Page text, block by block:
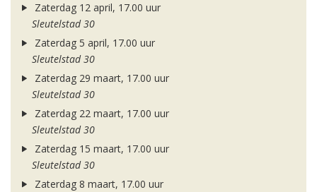
Zaterdag 12 april, 17.00 uur
Sleutelstad 30
Zaterdag 5 april, 17.00 uur
Sleutelstad 30
Zaterdag 29 maart, 17.00 uur
Sleutelstad 30
Zaterdag 22 maart, 17.00 uur
Sleutelstad 30
Zaterdag 15 maart, 17.00 uur
Sleutelstad 30
Zaterdag 8 maart, 17.00 uur